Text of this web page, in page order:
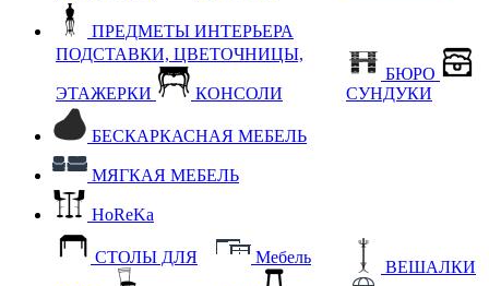
ПРЕДМЕТЫ ИНТЕРЬЕРА
ПОДСТАВКИ, ЦВЕТОЧНИЦЫ,
ЭТАЖЕРКИ КОНСОЛИ
БЮРО
СУНДУКИ
БЕСКАРКАСНАЯ МЕБЕЛЬ
МЯГКАЯ МЕБЕЛЬ
HoReKa
СТОЛЫ ДЛЯ Мебель
ВЕШАЛКИ